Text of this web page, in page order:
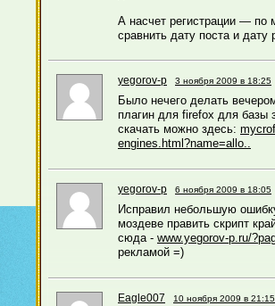
А насчет регистрации — по
сравнить дату поста и дату
yegorov-p 3 ноября 2009 в 18:25
Было нечего делать
плагин для firefox для базы
скачать можно здесь:
engines.html?name=allo..
yegorov-p 6 ноября 2009 в 18:05
Исправил небольшую
моздеве править скрипт
сюда - www.yegorov-p.ru/
рекламой =)
Eagle007 10 ноября 2009 в 21:15